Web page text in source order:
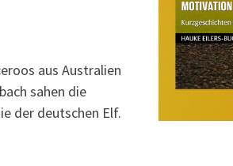
aus Australien
sahen die
der deutschen Elf.